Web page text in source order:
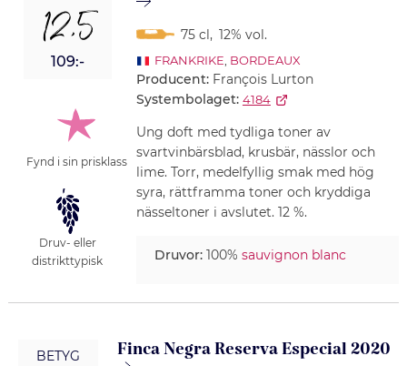
12,5
109:-
Fynd i sin prisklass
Druv- eller
distrikttypisk
75 cl, 12% vol.
FRANKRIKE BORDEAUX
Producent: François Lurton
Systembolaget: 4184
Ung doft med tydliga toner av
svartvinbärsblad, krusbär, nässlor och
lime. Torr, medelfyllig smak med hög
syra, rättframma toner och kryddiga
nässeltoner i avslutet. 12 %.
Druvor:100% sauvignon blanc
BETYG Finca Negra Reserva Especial 2020